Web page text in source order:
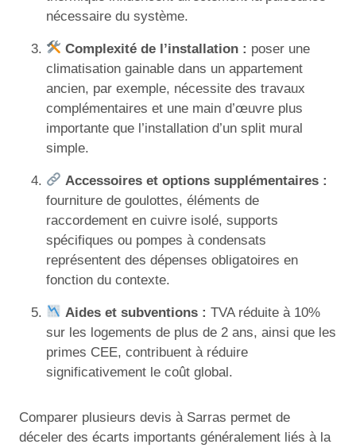
nécessaire du système.
Complexité de l’installation : poser une
climatisation gainable dans un appartement
ancien, par exemple, nécessite des travaux
complémentaires et une main d’œuvre plus
importante que l’installation d’un split mural
simple.
Accessoires et options supplémentaires :
fourniture de goulottes, éléments de
raccordement en cuivre isolé, supports
spécifiques ou pompes à condensats
représentent des dépenses obligatoires en
fonction du contexte.
Aides et subventions : TVA réduite à 10%
sur les logements de plus de 2 ans, ainsi que les
primes CEE, contribuent à réduire
significativement le coût global.
Comparer plusieurs devis à Sarras permet de
déceler des écarts importants généralement liés à la